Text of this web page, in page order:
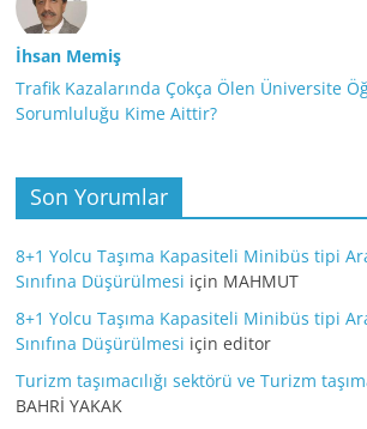
İhsan Memiş
Trafik Kazalarında Çokça Ölen Üniversite
Sorumluluğu Kime Aittir?
Son Yorumlar
8+1 Yolcu Taşıma Kapasiteli Minibüs tipi
Sınıfına Düşürülmesi için MAHMUT
8+1 Yolcu Taşıma Kapasiteli Minibüs tipi
Sınıfına Düşürülmesi içineditor
Turizm taşımacılığı sektörü ve Turizm
BAHRİ YAKAK